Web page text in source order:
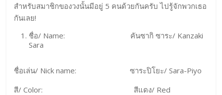
สำหรับสมาชิกของวงนั้นมีอยู่ 5 คนด้วยกันครับ ไปรู้จักพวกเธอ
กันเลย!
ชื่อ/ Name: คันซากิ ซาระ/ Kanzaki
Sara
ชื่อเล่น/ Nick name: ซาระปิโยะ/ Sara-Piyo
สี/ Color: สีแดง/ Red